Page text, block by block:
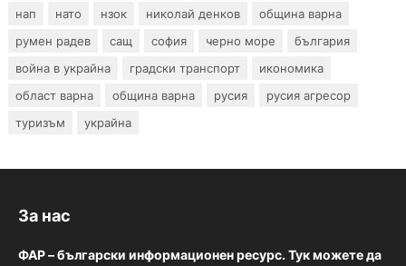
нап
нато нзок николай денков
община варна
румен радев
сащ софия черно море
българия
война в украйна
градски транспорт
икономика
област варна
община варна русия
русия агресор
туризъм
украйна
За нас
ФАР – български информационен ресурс. Тук можете да